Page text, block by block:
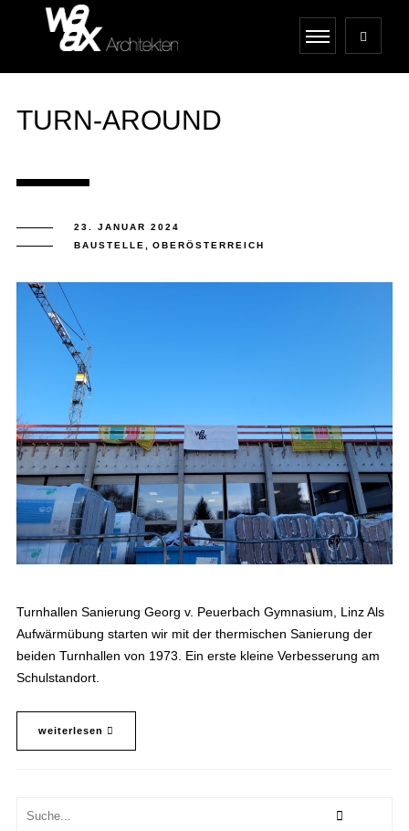
TURN-AROUND
23. JANUAR 2024
BAUSTELLE
OBERÖSTERREICH
Turnhallen Sanierung Georg v. Peuerbach Gymnasium, Linz Als
Aufwärmübung starten wir mit der thermischen Sanierung der
beiden Turnhallen von 1973. Ein erste kleine Verbesserung am
Schulstandort.
weiterlesen